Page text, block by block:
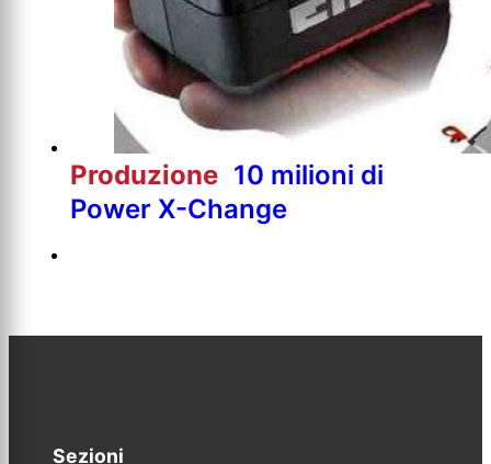
Produzione 10 milioni di
Power X-Change
Sezioni